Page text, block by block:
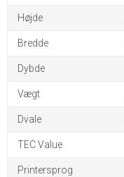
Højde
Bredde
Dybde
Vægt
Dvale
TEC Value
Printersprog